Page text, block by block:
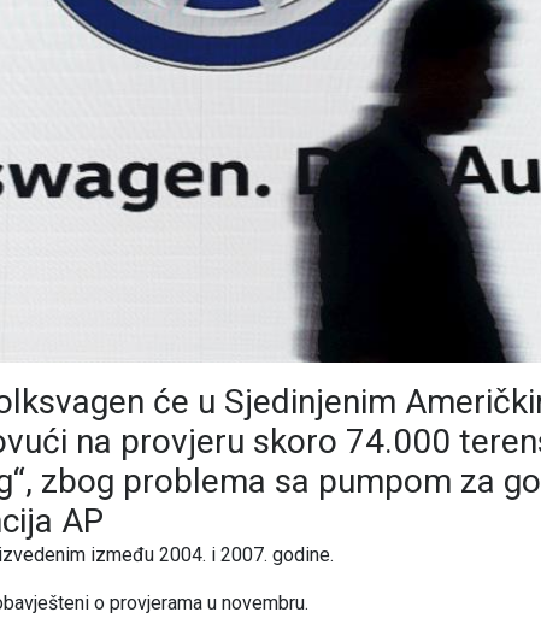
će u Sjedinjenim
na provјeru skoro 74.000
zbog problema sa pumpom za
AP
između 2004. i 2007. godine.
o provјerama u novembru.